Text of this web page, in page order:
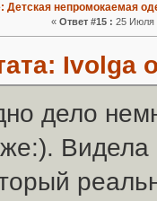
Детская непромокаемая
« Ответ #15 : 25 Июля
Ivolga
дело
Видела